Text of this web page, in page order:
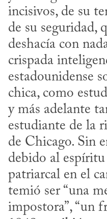
incisivos, de su
de su seguridad,
deshacía con
crispada
estadounidense
chica, como
y más adelante
estudiante de la
de Chicago. Sin
debido al
patriarcal en el
temió ser “una
impostora”, “un